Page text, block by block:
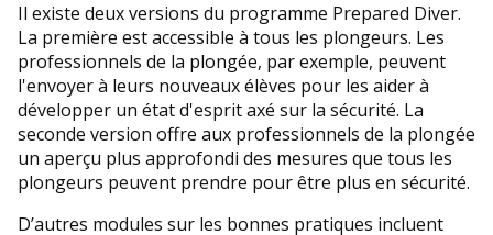
Il existe deux versions du programme Prepared Diver.
La première est accessible à tous les plongeurs. Les
professionnels de la plongée, par exemple, peuvent
l'envoyer à leurs nouveaux élèves pour les aider à
développer un état d'esprit axé sur la sécurité. La
seconde version offre aux professionnels de la plongée
un aperçu plus approfondi des mesures que tous les
plongeurs peuvent prendre pour être plus en sécurité.
D’autres modules sur les bonnes pratiques incluent